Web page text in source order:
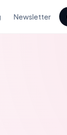
Newsletter